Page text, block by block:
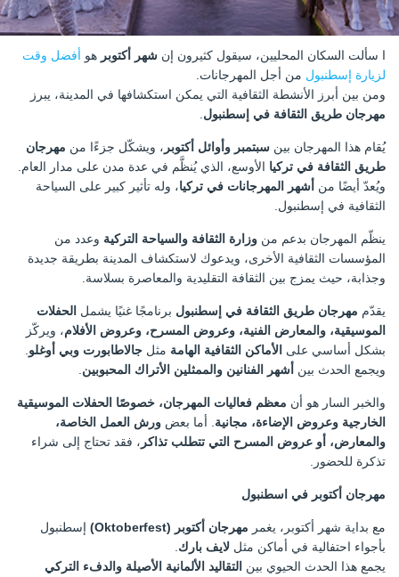
ا سألت السكان المحليين، سيقول كثيرون إن شهر أكتوبر هو أفضل وقت
لزيارة إسطنبول من أجل المهرجانات.
ومن بين أبرز الأنشطة الثقافية التي يمكن استكشافها في المدينة، يبرز
مهرجان طريق الثقافة في إسطنبول
يُقام هذا المهرجان بين سبتمبر وأوائل أكتوبر ، ويشكّل جزءًا من مهرجان
طريق الثقافة في تركيا الأوسع، الذي يُنظَّم في عدة مدن على مدار العام.
ويُعدّ أيضًا من أشهر المهرجانات في تركيا، وله تأثير كبير على السياحة
الثقافية في إسطنبول.
ينظّم المهرجان بدعم من وزارة الثقافة والسياحة التركية وعدد من
المؤسسات الثقافية الأخرى، ويدعوك لاستكشاف المدينة بطريقة جديدة
وجذابة، حيث يمزج بين الثقافة التقليدية والمعاصرة بسلاسة.
يقدّم مهرجان طريق الثقافة في إسطنبول برنامجًا غنيًا يشمل الحفلات
الموسيقية، والمعارض الفنية، وعروض المسرح، وعروض الأفلام، ويركّز
بشكل أساسي على الأماكن الثقافية الهامة مثل جالاطابورت وبي أوغلو
ويجمع الحدث بين أشهر الفنانين والممثلين الأتراك المحبوبين
والخبر السار هو أن معظم فعاليات المهرجان، خصوصًا الحفلات الموسيقية
الخارجية وعروض الإضاءة، مجانية . أما بعض ورش العمل الخاصة،
والمعارض، أو عروض المسرح التي تتطلب تذاكر ، فقد تحتاج إلى شراء
تذكرة للحضور.
مهرجان أكتوبر في اسطنبول
مع بداية شهر أكتوبر، يغمر مهرجان أكتوبر (Oktoberfest)
إسطنبول
بأجواء احتفالية في أماكن مثل لايف بارك
يجمع هذا الحدث الحيوي بين التقاليد الألمانية الأصيلة والدفء التركي